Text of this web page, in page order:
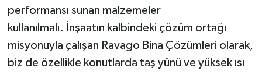
performansı sunan malzemeler
kullanılmalı. İnşaatın kalbindeki çözüm ortağı
misyonuyla çalışan Ravago Bina Çözümleri olarak,
biz de özellikle konutlarda taş yünü ve yüksek ısı